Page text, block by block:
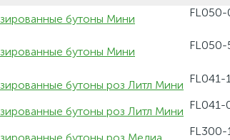
бутоны Мини
FL050-
бутоны Мини FL050-
бутоны роз Литл Мини FL041-
бутоны роз Литл Мини FL041-
FL300-